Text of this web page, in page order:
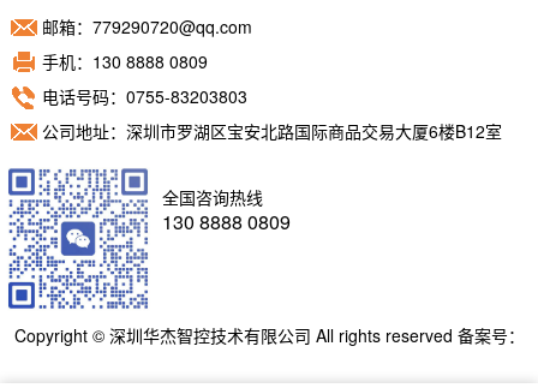
邮箱：779290720@qq.com
手机：130 8888 0809
电话号码：0755-83203803
公司地址：深圳市罗湖区宝安北路国际商品交易大厦6楼B12室
全国咨询热线
130 8888 0809
Copyright © 深圳华杰智控技术有限公司 All rights reserved 备案号：